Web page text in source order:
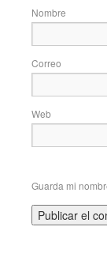
Web
Guarda mi